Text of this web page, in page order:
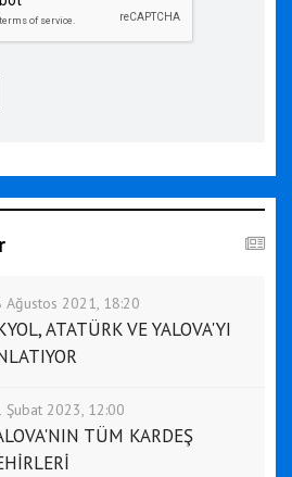
Ağustos 2021, 18:20
ATATÜRK VE YALOVA'YI
Şubat 2023, 12:00
TÜM KARDEŞ